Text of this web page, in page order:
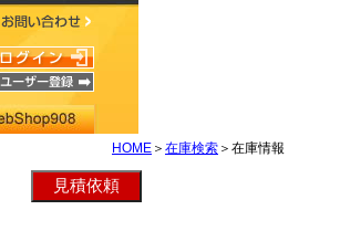
HOME ＞ 在庫検索 ＞在庫情報